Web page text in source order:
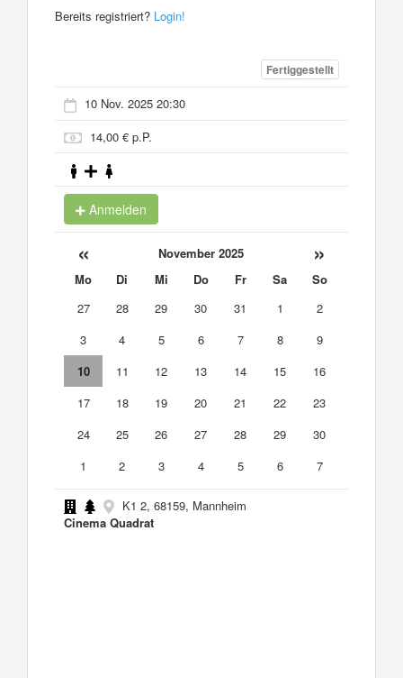
Bereits registriert? Login!
Fertiggestellt
10 Nov. 2025 20:30
14,00 € p.P.
Anmelden
« November 2025 »
Mo Di Mi Do Fr Sa
So
27
28 29 30 31 1
2
3
4 5 6 7 8
9
10
11 12 13 14 15
16
17
18 19 20 21 22
23
24
25 26 27 28 29
30
1
2 3 4 5 6 7
K1 2, 68159, Mannheim
Cinema Quadrat